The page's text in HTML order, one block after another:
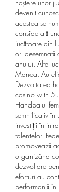
naștere unor
devenit
acestea se
considerată
jucătoare din
ori
anului. Alte
Manea,
Dezvoltarea
casino with
Handbalul
semnificativ
investiții în
talentelor.
promovează
organizând
dezvoltare
eforturi au
performanță